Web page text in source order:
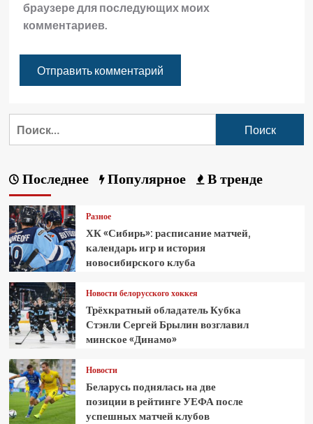
браузере для последующих моих
комментариев.
Последнее Популярное В тренде
Разное
ХК «Сибирь»: расписание матчей,
календарь игр и история
новосибирского клуба
Новости белорусского хоккея
Трёхкратный обладатель Кубка
Стэнли Сергей Брылин возглавил
минское «Динамо»
Новости
Беларусь поднялась на две
позиции в рейтинге УЕФА после
успешных матчей клубов